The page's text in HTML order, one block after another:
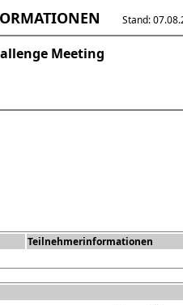
Stand:
Meeting
Teilnehmerinformationen